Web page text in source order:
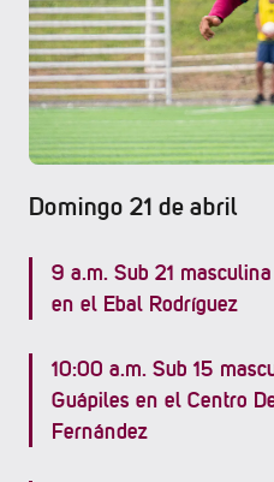
Domingo 21 de abril
9 a.m. Sub 21
en el Ebal Rodríguez
10:00 a.m. Sub 15
Guápiles en el Centro
Fernández